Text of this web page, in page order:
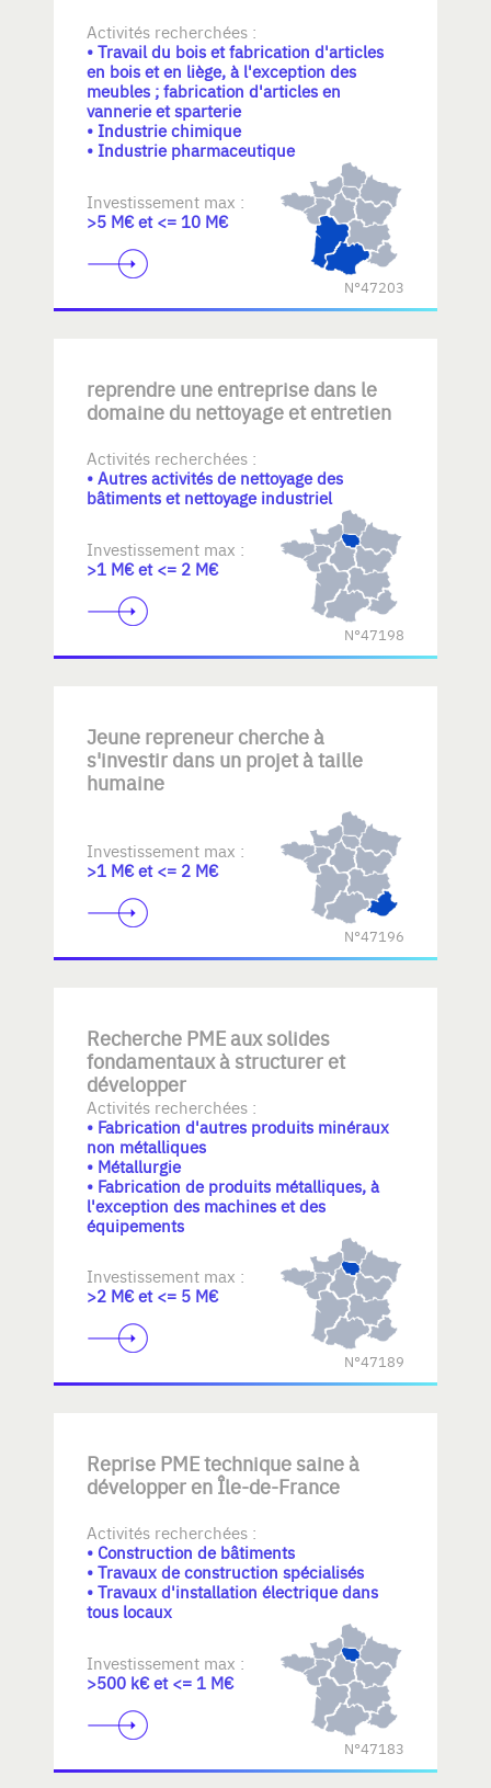
Activités recherchées :
• Travail du bois et fabrication d'articles
en bois et en liège, à l'exception des
meubles ; fabrication d'articles en
vannerie et sparterie
• Industrie chimique
• Industrie pharmaceutique
Investissement max :
>5 M€ et <= 10 M€
N°47203
reprendre une entreprise dans le
domaine du nettoyage et entretien
Activités recherchées :
• Autres activités de nettoyage des
bâtiments et nettoyage industriel
Investissement max :
>1 M€ et <= 2 M€
N°47198
Jeune repreneur cherche à
s'investir dans un projet à taille
humaine
Investissement max :
>1 M€ et <= 2 M€
N°47196
Recherche PME aux solides
fondamentaux à structurer et
développer
Activités recherchées :
• Fabrication d'autres produits minéraux
non métalliques
• Métallurgie
• Fabrication de produits métalliques, à
l'exception des machines et des
équipements
Investissement max :
>2 M€ et <= 5 M€
N°47189
Reprise PME technique saine à
développer en Île-de-France
Activités recherchées :
• Construction de bâtiments
• Travaux de construction spécialisés
• Travaux d'installation électrique dans
tous locaux
Investissement max :
>500 k€ et <= 1 M€
N°47183